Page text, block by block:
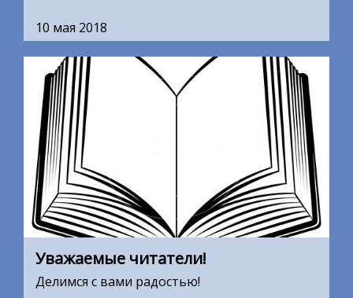
10 мая 2018
Уважаемые читатели!
Делимся с вами радостью!